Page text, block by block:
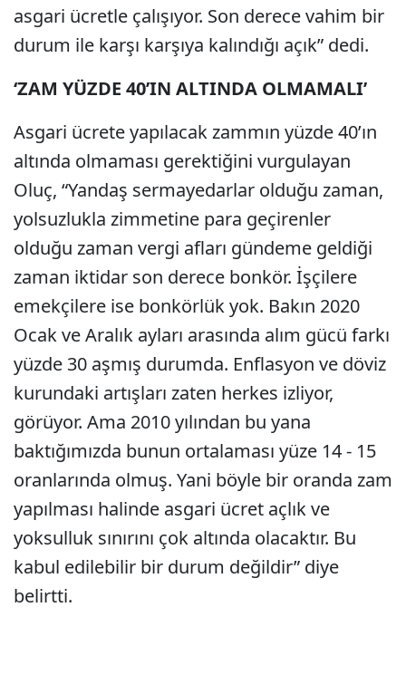
asgari ücretle çalışıyor. Son derece vahim bir
durum ile karşı karşıya kalındığı açık” dedi.
‘ZAM YÜZDE 40’IN ALTINDA OLMAMALI’
Asgari ücrete yapılacak zammın yüzde 40’ın
altında olmaması gerektiğini vurgulayan
Oluç, “Yandaş sermayedarlar olduğu zaman,
yolsuzlukla zimmetine para geçirenler
olduğu zaman vergi afları gündeme geldiği
zaman iktidar son derece bonkör. İşçilere
emekçilere ise bonkörlük yok. Bakın 2020
Ocak ve Aralık ayları arasında alım gücü farkı
yüzde 30 aşmış durumda. Enflasyon ve döviz
kurundaki artışları zaten herkes izliyor,
görüyor. Ama 2010 yılından bu yana
baktığımızda bunun ortalaması yüze 14 - 15
oranlarında olmuş. Yani böyle bir oranda zam
yapılması halinde asgari ücret açlık ve
yoksulluk sınırını çok altında olacaktır. Bu
kabul edilebilir bir durum değildir” diye
belirtti.